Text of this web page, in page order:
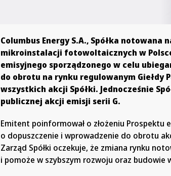
Columbus Energy S.A., Spółka
mikroinstalacji fotowoltaicznych w
emisyjnego sporządzonego w celu
do obrotu na rynku regulowanym Giełdy
wszystkich akcji Spółki. Jednocześnie
publicznej akcji emisji serii G.
Emitent poinformował o złożeniu Prospektu
o dopuszczenie i wprowadzenie do obrotu
Zarząd Spółki oczekuje, że zmiana rynku
i pomoże w szybszym rozwoju oraz budowie